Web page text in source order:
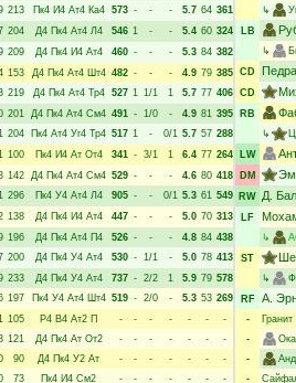
213 Пк4 И4 Ат4 Ка4 573 - - - 5.7 64 361
204 Д4 Пк4 Ат4 Л4 546 1 - - 5.4 60 324
209 Д4 Пк4 И4 Ат4 460 - - - 5.3 84 382
153 Д4 Пк4 Ат4 Шт4 482 - - - 4.9 79 385
219 Д4 Пк4 Ат4 Тр4 527 1 1/1 1 5.7 77 406
201 Д4 Пк4 Ат4 См4 491 - 1/0 - 4.9 81 395
204 Пк4 Ат4 Уг4 Тр4 517 1 - 0/1 5.7 57 288
100 Пк4 И4 Ат От4 341 - 3/1 1 6.4 77 264
142 Д4 Пк4 Ат4 См4 529 - - - 4.6 80 418
296 Пк4 У4 Ат4 Л4 905 - - 0/1 5.3 61 549
138 Д4 Пк4 И4 Ат4 447 - - - 5.0 70 313
196 Д4 Пк4 Ат4 П4 526 - - - 4.8 84 438
200 Д4 Пк4 У4 Ат4 530 - 1/1 - 5.0 78 413
233 Д4 Пк4 У4 Ат4 737 - 2/2 1 5.9 79 578
197 Пк4 У4 Ат4 Шт4 519 - 2/0 - 5.3 53 269
105 Р4 В4 Ат2 П - - - - - -
-
121 Д4 Пк4 Ат От2 - - - - - -
-
90 Д4 Пк4 У2 Ат - - - - - -
-
73 Пк4 И4 См2 - - - - - - -
↳
LB
↳
CD
CD
RB
↳
LW
DM
RW Д.
LF
↳
ST
↳
RF
А.
-
-
-
-